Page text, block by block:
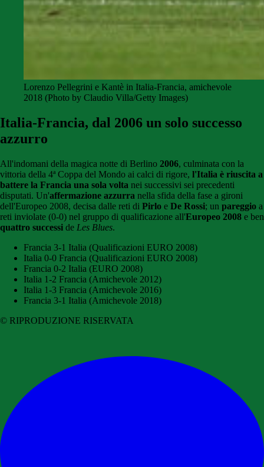
Lorenzo Pellegrini e Kantè in Italia-Francia, amichevole
2018 (Photo by Claudio Villa/Getty Images)
Italia-Francia, dal 2006 un solo successo
azzurro
All'indomani della magica notte di Berlino 2006, culminata con la
vittoria della 4ª Coppa del Mondo ai calci di rigore, l'Italia è riuscita a
battere la Francia una sola volta nei successivi sei precedenti
disputati. Un'affermazione azzurra nella sfida della fase a gironi
dell'Europeo 2008, decisa dalle reti di Pirlo e De Rossi; un pareggio a
reti inviolate (0-0) nel gruppo di qualificazione all'Europeo 2008 e ben
quattro successi de Les Blues.
Francia 3-1 Italia (Qualificazioni EURO 2008)
Italia 0-0 Francia (Qualificazioni EURO 2008)
Francia 0-2 Italia (EURO 2008)
Italia 1-2 Francia (Amichevole 2012)
Italia 1-3 Francia (Amichevole 2016)
Francia 3-1 Italia (Amichevole 2018)
© RIPRODUZIONE RISERVATA